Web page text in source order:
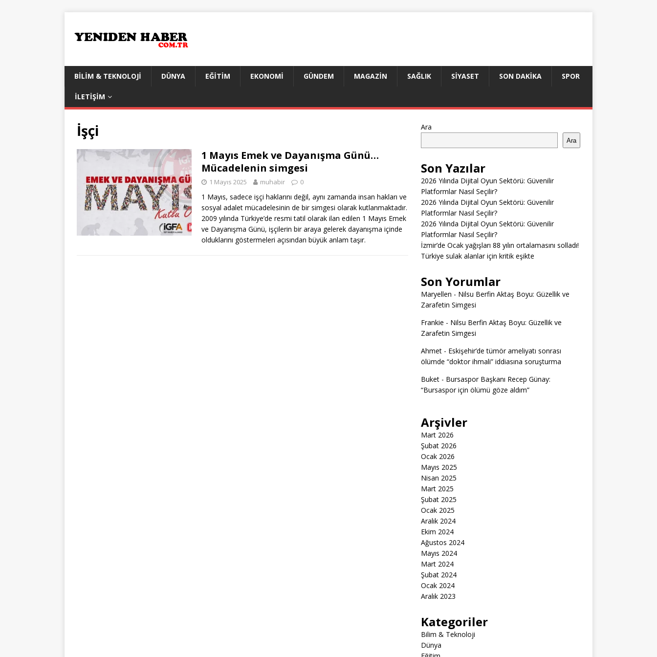
BILIM & TEKNOLOJI DÜNYA EĞITIM EKONOMI GÜNDEM MAGAZIN SAĞLIK SIYASET SON DAKIKA SPOR
İLETIŞIM
İşçi
1 Mayıs Emek ve Dayanışma Günü…
Mücadelenin simgesi
1 Mayıs 2025 muhabir 0
1 Mayıs, sadece işçi haklarını değil, aynı zamanda insan hakları ve
sosyal adalet mücadelesinin de bir simgesi olarak kutlanmaktadır.
2009 yılında Türkiye’de resmi tatil olarak ilan edilen 1 Mayıs Emek
ve Dayanışma Günü, işçilerin bir araya gelerek dayanışma içinde
olduklarını göstermeleri açısından büyük anlam taşır.
Ara
Ara
Son Yazılar
2026 Yılında Dijital Oyun Sektörü: Güvenilir
Platformlar Nasıl Seçilir?
2026 Yılında Dijital Oyun Sektörü: Güvenilir
Platformlar Nasıl Seçilir?
2026 Yılında Dijital Oyun Sektörü: Güvenilir
Platformlar Nasıl Seçilir?
İzmir’de Ocak yağışları 88 yılın ortalamasını solladı!
Türkiye sulak alanlar için kritik eşikte
Son Yorumlar
Maryellen - Nilsu Berfin Aktaş Boyu: Güzellik ve
Zarafetin Simgesi
Frankie - Nilsu Berfin Aktaş Boyu: Güzellik ve
Zarafetin Simgesi
Ahmet- Eskişehir’de tümör ameliyatı sonrası
ölümde “doktor ihmali” iddiasına soruşturma
Buket- Bursaspor Başkanı Recep Günay:
“Bursaspor için ölümü göze aldım”
Arşivler
Mart 2026
Şubat 2026
Ocak 2026
Mayıs 2025
Nisan 2025
Mart 2025
Şubat 2025
Ocak 2025
Aralık 2024
Ekim 2024
Ağustos 2024
Mayıs 2024
Mart 2024
Şubat 2024
Ocak 2024
Aralık 2023
Kategoriler
Bilim & Teknoloji
Dünya